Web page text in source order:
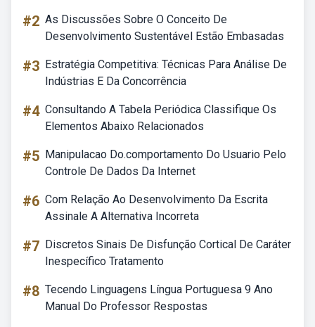
#2 As Discussões Sobre O Conceito De
Desenvolvimento Sustentável Estão Embasadas
#3 Estratégia Competitiva: Técnicas Para Análise De
Indústrias E Da Concorrência
#4 Consultando A Tabela Periódica Classifique Os
Elementos Abaixo Relacionados
#5 Manipulacao Do.comportamento Do Usuario Pelo
Controle De Dados Da Internet
#6 Com Relação Ao Desenvolvimento Da Escrita
Assinale A Alternativa Incorreta
#7 Discretos Sinais De Disfunção Cortical De Caráter
Inespecífico Tratamento
#8 Tecendo Linguagens Língua Portuguesa 9 Ano
Manual Do Professor Respostas